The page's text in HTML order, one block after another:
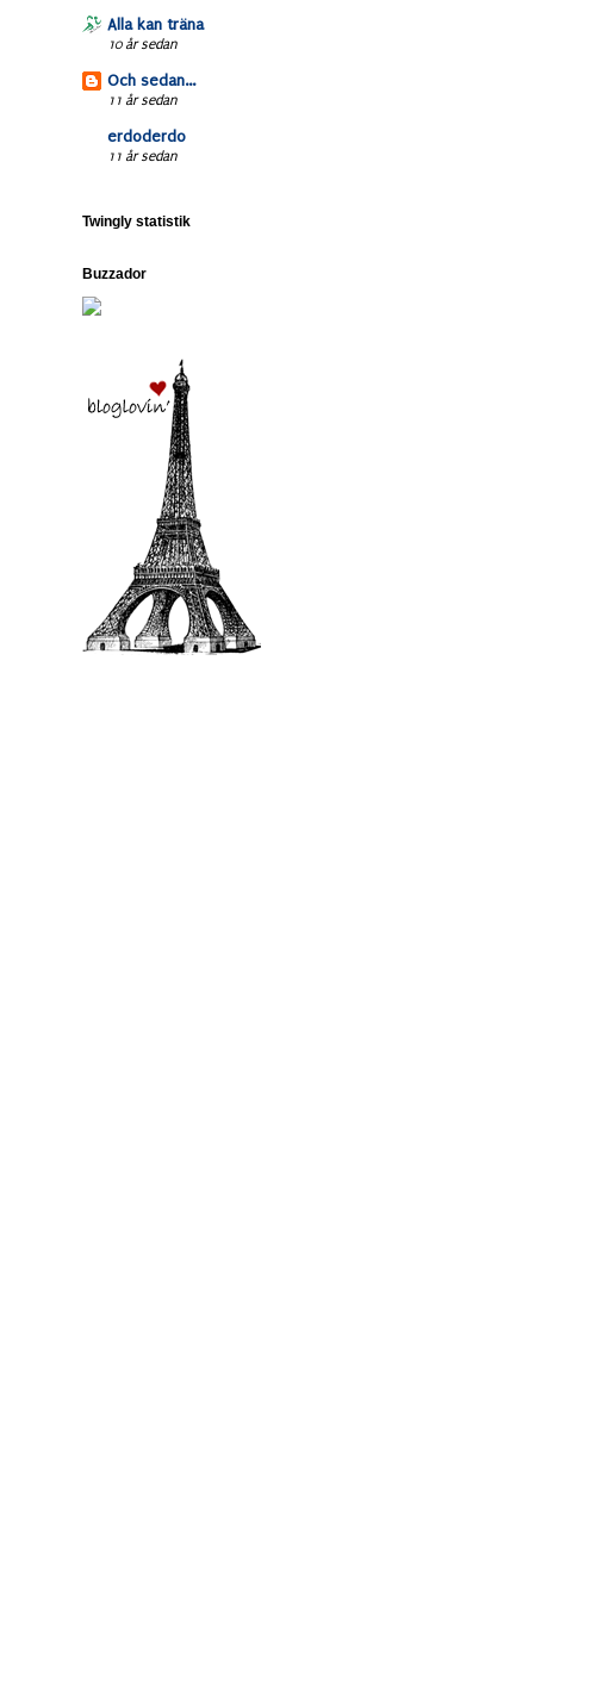
Alla kan träna
10 år sedan
Och sedan...
11 år sedan
erdoderdo
11 år sedan
Twingly statistik
Buzzador